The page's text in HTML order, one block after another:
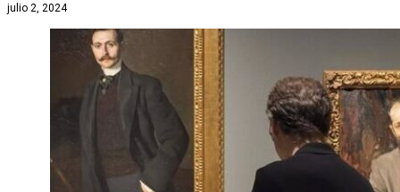
julio 2, 2024